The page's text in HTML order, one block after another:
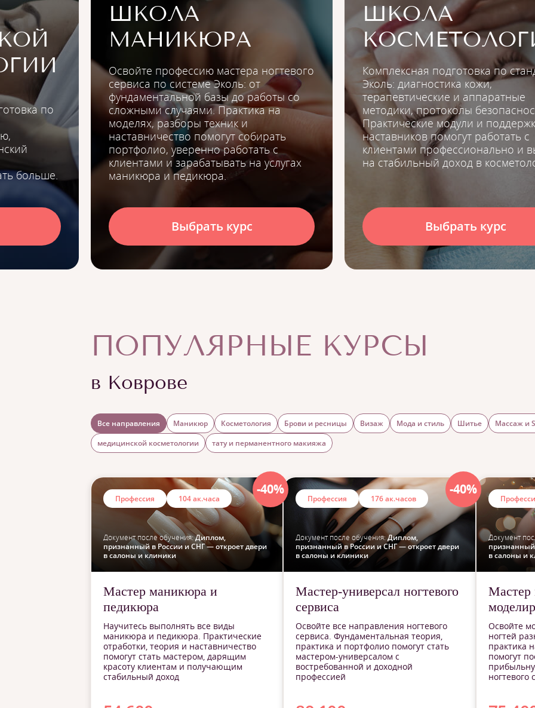
по
больше.
ШКОЛА
МАНИКЮРА
Освойте профессию мастера ногтевого
сервиса по системе Эколь: от
фундаментальной базы до работы со
сложными случаями. Практика на
моделях, разборы техник и
наставничество помогут собирать
портфолио, уверенно работать с
клиентами и зарабатывать на услугах
маникюра и педикюра.
Выбрать курс
ШКОЛА
Комплексная подготовка по
Эколь: диагностика кожи,
терапевтические и аппаратные
методики, протоколы
Практические модули и
наставников помогут работать с
клиентами профессионально и
на стабильный доход в
Выбрать курс
ПОПУЛЯРНЫЕ КУРСЫ
в Коврове
Все направления Маникюр Косметология Брови и ресницы Визаж Мода и стиль Шитье
Массаж и
медицинской косметологии
тату и перманентного макияжа
-40%
Профессия 104 ак.часа
Документ после обучения:Диплом,
признанный в России и СНГ — откроет двери
в салоны и клиники
Мастер маникюра и
педикюра
Научитесь выполнять все виды
маникюра и педикюра. Практические
отработки, теория и наставничество
помогут стать мастером, дарящим
красоту клиентам и получающим
стабильный доход
-40%
Профессия 176 ак.часов
Документ после обучения:Диплом,
признанный в России и СНГ — откроет двери
в салоны и клиники
Мастер-универсал ногтевого
сервиса
Освойте все направления ногтевого
сервиса. Фундаментальная теория,
практика и портфолио помогут стать
мастером-универсалом с
востребованной и доходной
профессией
Документ
признанный
в салоны и
Мастер
Освойте
ногтей
практика
помогут
ногтевого